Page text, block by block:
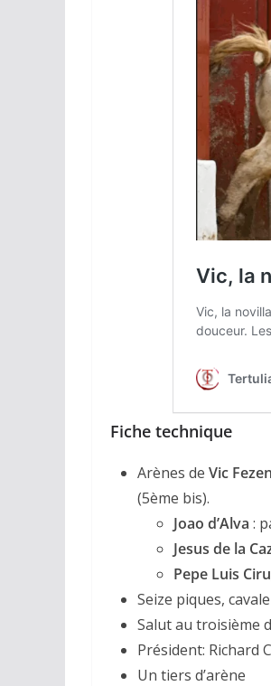
Fiche technique
Arènes de Vic
(5ème bis).
Joao d’Alva :
Jesus de la
Pepe Luis
Seize piques,
Salut au troisième
Président: Richard
Un tiers d’arène